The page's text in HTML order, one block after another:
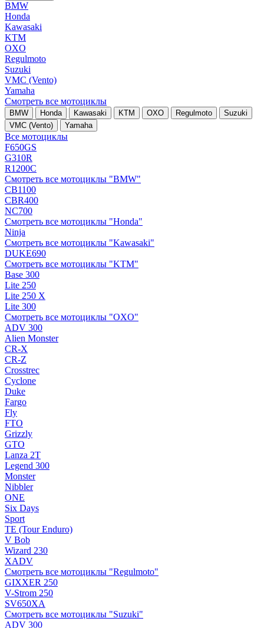
BMW
Honda
Kawasaki
KTM
OXO
Regulmoto
Suzuki
VMC (Vento)
Yamaha
Смотреть все мотоциклы
BMW Honda Kawasaki KTM OXO Regulmoto
Suzuki
VMC (Vento)
Yamaha
Все мотоциклы
F650GS
G310R
R1200C
Смотреть все мотоциклы "BMW"
CB1100
CBR400
NC700
Смотреть все мотоциклы "Honda"
Ninja
Смотреть все мотоциклы "Kawasaki"
DUKE690
Смотреть все мотоциклы "KTM"
Base 300
Lite 250
Lite 250 X
Lite 300
Смотреть все мотоциклы "OXO"
ADV 300
Alien Monster
CR-X
CR-Z
Crosstrec
Cyclone
Duke
Fargo
Fly
FTO
Grizzly
GTO
Lanza 2T
Legend 300
Monster
Nibbler
ONE
Six Days
Sport
TE (Tour Enduro)
V Bob
Wizard 230
XADV
Смотреть все мотоциклы "Regulmoto"
GIXXER 250
V-Strom 250
SV650XA
Смотреть все мотоциклы "Suzuki"
ADV 300